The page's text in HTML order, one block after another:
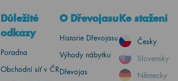
Důležité
odkazy
Poradna
Obchodní síť v ČR
O Dřevojasu
Historie Dřevojasu
Výhody nábytku
Dřevojas
Ke stažení
Česky
Slovensky
Německy